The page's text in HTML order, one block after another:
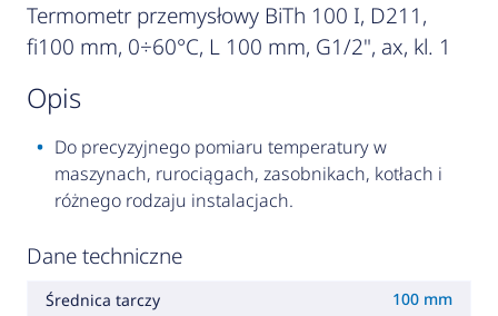
Termometr przemysłowy BiTh 100 I, D211,
fi100 mm, 0÷60°C, L 100 mm, G1/2", ax, kl. 1
opis
Do precyzyjnego pomiaru temperatury w
maszynach, rurociągach, zasobnikach, kotłach i
różnego rodzaju instalacjach.
Dane techniczne
Średnica tarczy 100 mm